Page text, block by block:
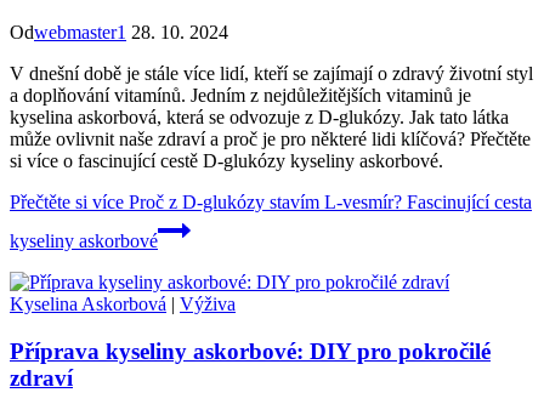
Odwebmaster1 28. 10. 2024
V dnešní době je stále více lidí, kteří se zajímají o zdravý životní styl
a doplňování vitamínů. Jedním z nejdůležitějších vitaminů je
kyselina askorbová, která se odvozuje z D-glukózy. Jak tato látka
může ovlivnit naše zdraví a proč je pro některé lidi klíčová? Přečtěte
si více o fascinující cestě D-glukózy kyseliny askorbové.
Přečtěte si více Proč z D-glukózy stavím L-vesmír? Fascinující cesta
kyseliny askorbové
Kyselina Askorbová | Výživa
Příprava kyseliny askorbové: DIY pro pokročilé
zdraví